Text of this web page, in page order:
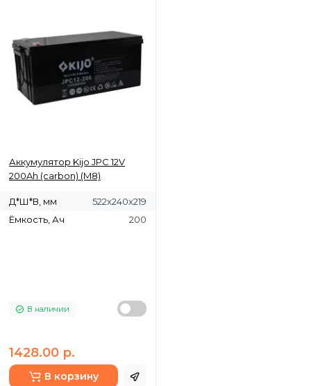
Аккумулятор Kijo JPC 12V
200Ah (carbon) (M8)
Д*Ш*В, мм
522x240x219
Ёмкость, Ач
200
В наличии
1428.00 р.
В корзину